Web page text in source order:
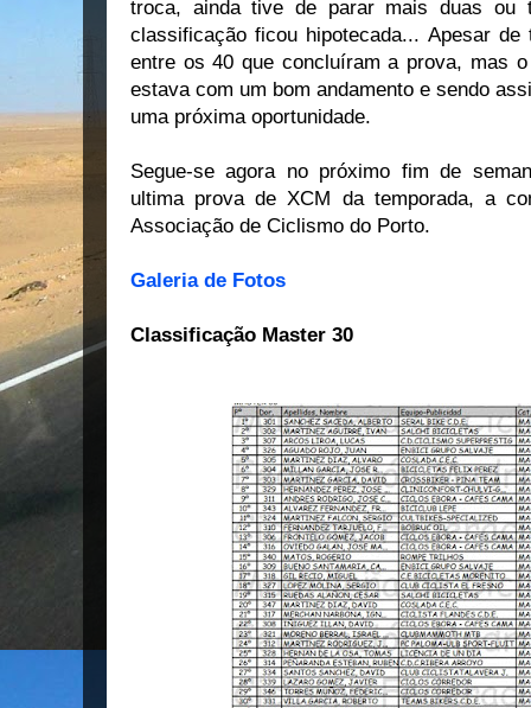
troca, ainda tive de parar mais duas ou
classificação ficou hipotecada... Apesar
entre os 40 que concluíram a prova, mas
estava com um bom andamento e sendo
uma próxima oportunidade.
Segue-se agora no próximo fim de
ultima prova de XCM da temporada, a
Associação de Ciclismo do Porto.
Galeria de Fotos
Classificação Master 30